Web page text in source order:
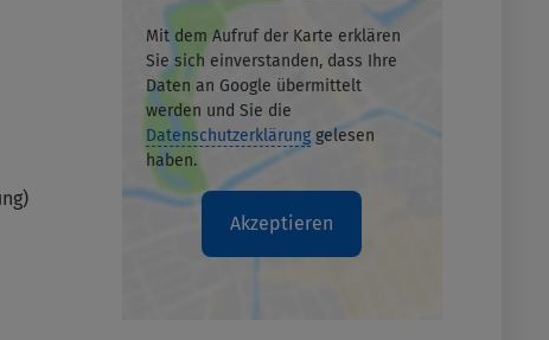
Mit dem Aufruf der Karte erklären
Sie sich einverstanden, dass Ihre
Daten an Google übermittelt
werden und Sie die
Datenschutzerklärunggelesen
haben.
Akzeptieren